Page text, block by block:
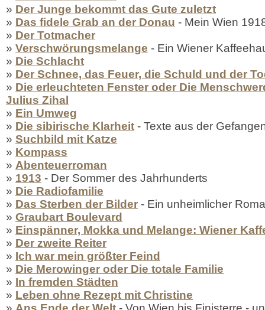
» Der Junge bekommt das Gute zuletzt
» Das fidele Grab an der Donau - Mein Wien
» Der Totmacher
» Verschwörungsmelange - Ein Wiener
» Die Schlacht
» Der Schnee, das Feuer, die Schuld und der
» Die erleuchteten Fenster oder Die
Julius Zihal
» Ein Umweg
» Die sibirische Klarheit - Texte aus der
» Suchbild mit Katze
» Kompass
» Abenteuerroman
» 1913 - Der Sommer des Jahrhunderts
» Die Radiofamilie
» Das Sterben der Bilder - Ein unheimlicher
» Graubart Boulevard
» Einspänner, Mokka und Melange: Wiener
» Der zweite Reiter
» Ich war mein größter Feind
» Die Merowinger oder Die totale Familie
» In fremden Städten
» Leben ohne Rezept mit Christine